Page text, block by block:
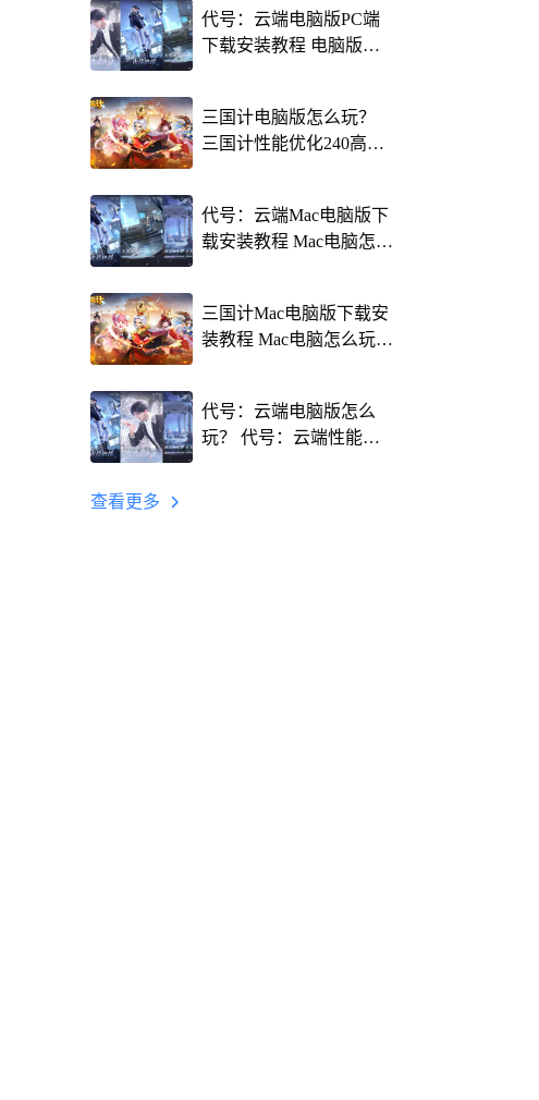
代号：云端电脑版PC端
下载安装教程 电脑版怎
三国计电脑版怎么玩？
三国计性能优化240高帧
代号：云端Mac电脑版下
载安装教程 Mac电脑怎么
三国计Mac电脑版下载安
装教程 Mac电脑怎么玩三
代号：云端电脑版怎么
玩？ 代号：云端性能优
查看更多